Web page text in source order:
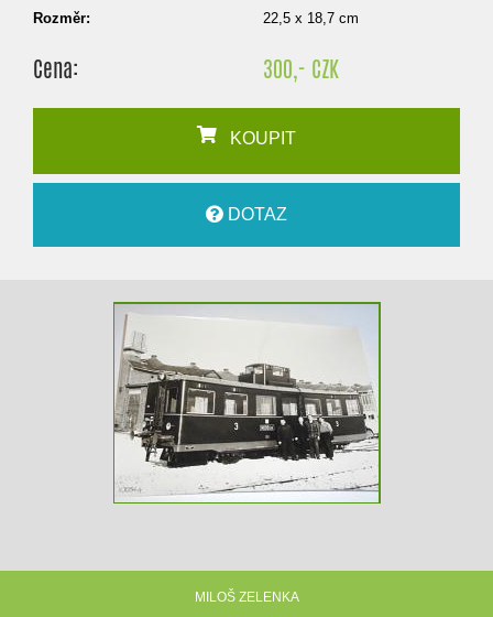
Rozměr:
22,5 x 18,7 cm
Cena: 300,- CZK
KOUPIT
DOTAZ
MILOŠ ZELENKA